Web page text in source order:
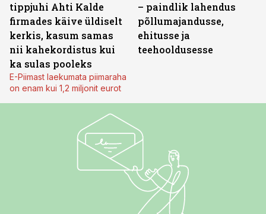
tippjuhi Ahti Kalde
firmades käive üldiselt
kerkis, kasum samas
nii kahekordistus kui
ka sulas pooleks
E-Piimast laekumata piimaraha
on enam kui 1,2 miljonit eurot
– paindlik lahendus
põllumajandusse,
ehitusse ja
teehooldusesse